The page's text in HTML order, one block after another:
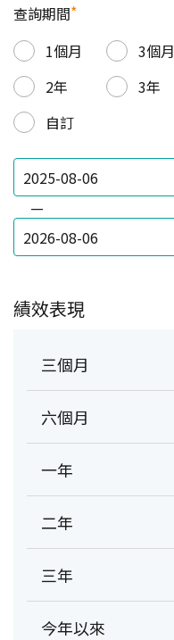
查詢期間*
1個月
3個月
2年
3年
自訂
—
績效表現
三個月
六個月
一年
二年
三年
今年以來